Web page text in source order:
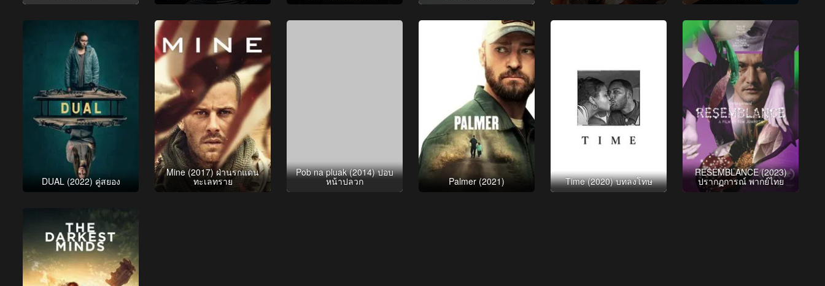
DUAL (2022) คู่สยอง
Mine (2017) ฝ่านรกแดน
ทะเลทราย
Pob na pluak (2014) ปอบ
หน้าปลวก Palmer (2021) Time (2020) บทลงโทษ
RESEMBLANCE (2023)
ปรากฏการณ์ พากย์ไทย